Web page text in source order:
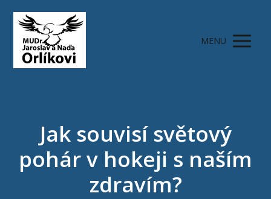
MENU
Jak souvisí světový
pohár v hokeji s naším
zdravím?